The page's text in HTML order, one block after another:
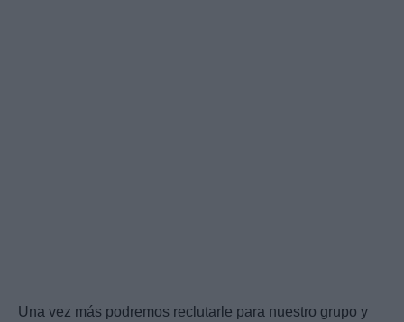
Una vez más podremos reclutarle para nuestro grupo y